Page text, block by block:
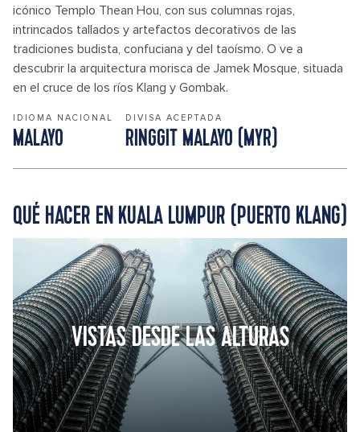
icónico Templo Thean Hou, con sus columnas rojas,
intrincados tallados y artefactos decorativos de las
tradiciones budista, confuciana y del taoísmo. O ve a
descubrir la arquitectura morisca de Jamek Mosque, situada
en el cruce de los ríos Klang y Gombak.
IDIOMA NACIONAL
MALAYO
DIVISA ACEPTADA
RINGGIT MALAYO (MYR)
QUÉ HACER EN KUALA LUMPUR (PUERTO KLANG)
VISTAS DESDE LAS ALTURAS